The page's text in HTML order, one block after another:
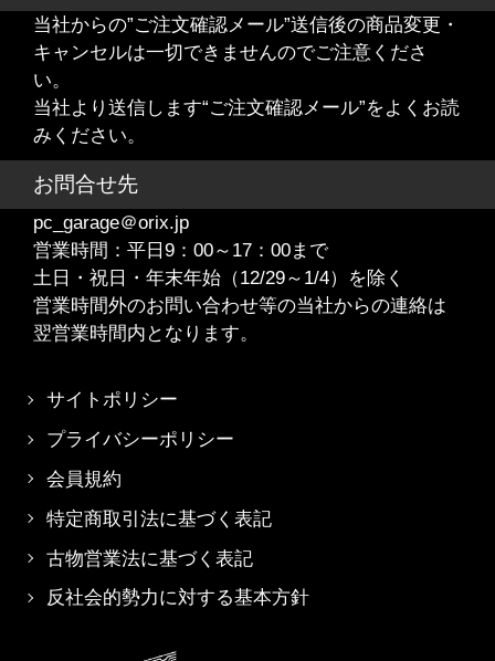
当社からの”ご注文確認メール”送信後の商品変更・
キャンセルは一切できませんのでご注意くださ
い。
当社より送信します“ご注文確認メール”をよくお読
みください。
お問合せ先
pc_garage＠orix.jp
営業時間：平日9：00～17：00まで
土日・祝日・年末年始（12/29～1/4）を除く
営業時間外のお問い合わせ等の当社からの連絡は
翌営業時間内となります。
サイトポリシー
プライバシーポリシー
会員規約
特定商取引法に基づく表記
古物営業法に基づく表記
反社会的勢力に対する基本方針